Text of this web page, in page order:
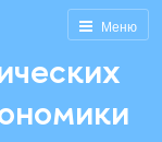
Меню